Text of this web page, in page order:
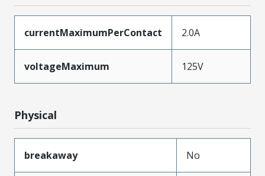
currentMaximumPerContact 2.0A
voltageMaximum 125V
Physical
breakaway No